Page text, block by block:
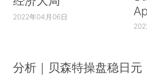
2022年04月06日
分析｜贝森特操盘稳日元